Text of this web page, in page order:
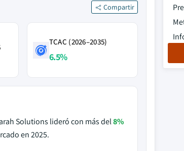
Compartir
TCAC (2026–2035)
6.5%
Solutions lideró con más del8%
en 2025.